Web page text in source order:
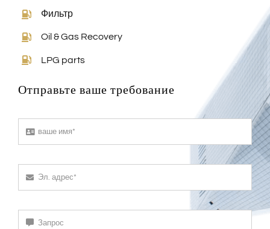
Фильтр
Oil & Gas Recovery
LPG parts
Отправьте ваше требование